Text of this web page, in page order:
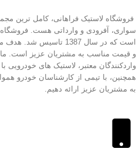
فروشگاه لاستیک فراهانی، کامل ترین
سواری، آفرودی و وارداتی هست. فروشگاه
است که در سال 1387
و قیمت مناسب به مشتریان عزیز است. ما
واردکنندگان معتبر، لاستیک های خودرویی
همچنین، با تیمی از کارشناسان خودرو
به مشتریان عزیز ارائه دهیم.